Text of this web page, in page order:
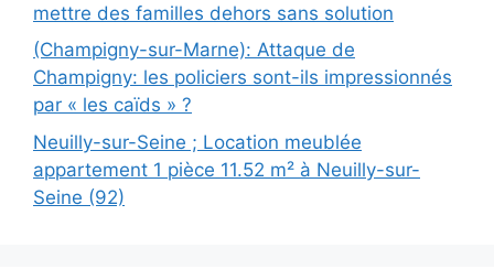
mettre des familles dehors sans solution
(Champigny-sur-Marne): Attaque de
Champigny: les policiers sont-ils impressionnés
par « les caïds » ?
Neuilly-sur-Seine ; Location meublée
appartement 1 pièce 11.52 m² à Neuilly-sur-
Seine (92)